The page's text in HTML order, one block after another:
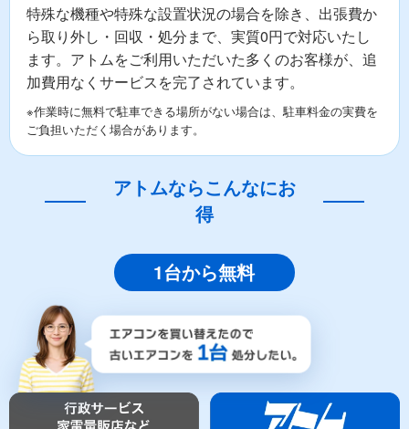
特殊な機種や特殊な設置状況の場合を除き、出張費か
ら取り外し・回収・処分まで、実質0円で対応いたし
ます。アトムをご利用いただいた多くのお客様が、追
加費用なくサービスを完了されています。
※作業時に無料で駐車できる場所がない場合は、駐車料金の実費を
ご負担いただく場合があります。
アトムならこんなにお
得
1台から無料